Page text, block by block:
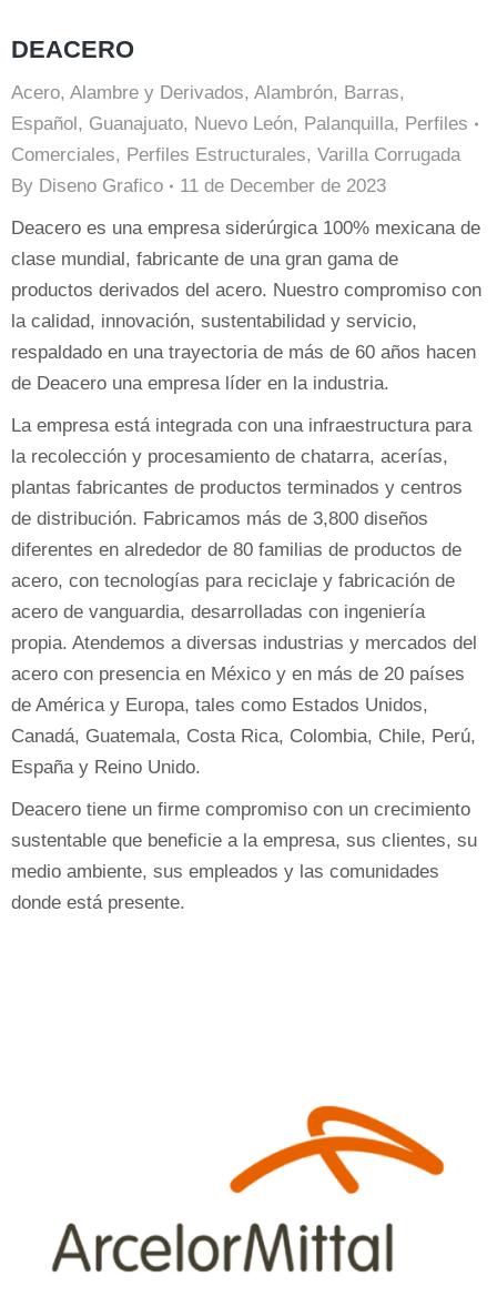
DEACERO
Acero, Alambre y Derivados, Alambrón, Barras,
Español, Guanajuato, Nuevo León, Palanquilla, Perfiles
Comerciales, Perfiles Estructurales, Varilla Corrugada
By Diseno Grafico
11 de December de 2023
Deacero es una empresa siderúrgica 100% mexicana de
clase mundial, fabricante de una gran gama de
productos derivados del acero. Nuestro compromiso con
la calidad, innovación, sustentabilidad y servicio,
respaldado en una trayectoria de más de 60 años hacen
de Deacero una empresa líder en la industria.
La empresa está integrada con una infraestructura para
la recolección y procesamiento de chatarra, acerías,
plantas fabricantes de productos terminados y centros
de distribución. Fabricamos más de 3,800 diseños
diferentes en alrededor de 80 familias de productos de
acero, con tecnologías para reciclaje y fabricación de
acero de vanguardia, desarrolladas con ingeniería
propia. Atendemos a diversas industrias y mercados del
acero con presencia en México y en más de 20 países
de América y Europa, tales como Estados Unidos,
Canadá, Guatemala, Costa Rica, Colombia, Chile, Perú,
España y Reino Unido.
Deacero tiene un firme compromiso con un crecimiento
sustentable que beneficie a la empresa, sus clientes, su
medio ambiente, sus empleados y las comunidades
donde está presente.